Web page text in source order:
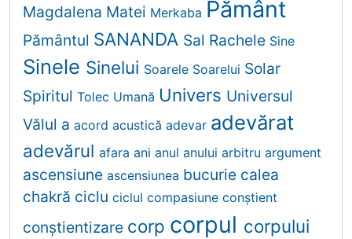
Magdalena Matei Merkaba Pământ
Pământul SANANDA Sal Rachele Sine
Sinele Sinelui Soarele Soarelui Solar
Spiritul Tolec Umană Univers Universul
Vălul a acord acustică adevar adevărat
adevărul afara ani anul anului arbitru argument
ascensiune ascensiunea bucurie calea
chakră ciclu ciclul compasiune conştient
conştientizare corp corpul corpului